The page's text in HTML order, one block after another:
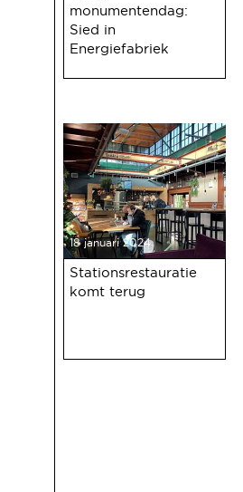
monumentendag:
Sied in
Energiefabriek
18 januari 2024
Stationsrestauratie
komt terug